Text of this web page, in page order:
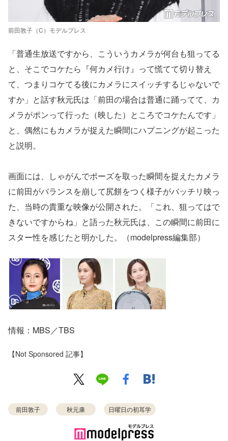
前田敦子（C）モデルプレス
「普通生放送ですから、こういうカメラが何台も狙ってる
と、そこでコケたら『何カメ行け』って慌てて切り替え
て、つまりコケてる後にカメラにスイッチするじゃないで
すか」と話す秋元氏は「前田の場合は普通に踊ってて、カ
メラがポンって行った（映した）ところでコケたんです」
と、偶然にもカメラが捉えた瞬間にハプニングが起こった
と説明。
画面には、しゃがんでポーズを取った瞬間を捉えたカメラ
に前田がバランスを崩して尻餅をつく様子がバッチリ映っ
た、当時の貴重な映像が公開された。「これ、狙ってはで
きないですからね」と語った秋元氏は、この瞬間に前田に
スター性を感じたと明かした。（modelpress編集部）
情報：MBS／TBS
【Not Sponsored 記事】
前田敦子 秋元康 日曜日の初耳学